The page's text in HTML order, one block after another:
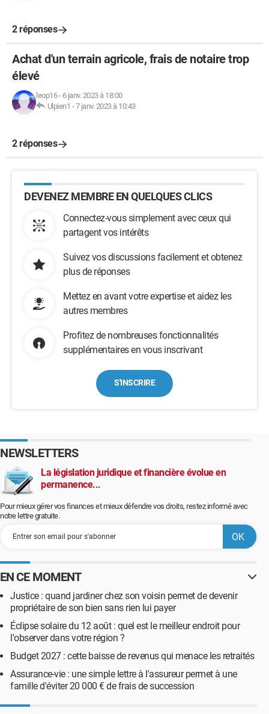
2 réponses
Achat d'un terrain agricole, frais de notaire trop
élevé
leop16- 6 janv. 2023 à 18:00
Ulpien1 -7 janv. 2023 à 10:43
2 réponses
DEVENEZ MEMBRE EN QUELQUES CLICS
Connectez-vous simplement avec ceux qui
partagent vos intérêts
Suivez vos discussions facilement et obtenez
plus de réponses
Mettez en avant votre expertise et aidez les
autres membres
Profitez de nombreuses fonctionnalités
supplémentaires en vous inscrivant
S'INSCRIRE
NEWSLETTERS
La législation juridique et financière évolue en
permanence...
Pour mieux gérer vos finances et mieux défendre vos droits, restez informé avec
notre lettre gratuite.
EN CE MOMENT
Justice : quand jardiner chez son voisin permet de devenir
propriétaire de son bien sans rien lui payer
Éclipse solaire du 12 août : quel est le meilleur endroit pour
l'observer dans votre région ?
Budget 2027 : cette baisse de revenus qui menace les retraités
Assurance-vie : une simple lettre à l'assureur permet à une
famille d'éviter 20 000 € de frais de succession